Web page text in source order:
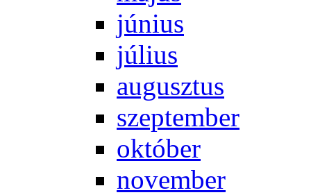
jú­ni­us
jú­li­us
au­gusz­tus
szep­tem­ber
ok­tó­ber
no­vem­ber